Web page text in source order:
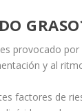
provocado
y al
factores de